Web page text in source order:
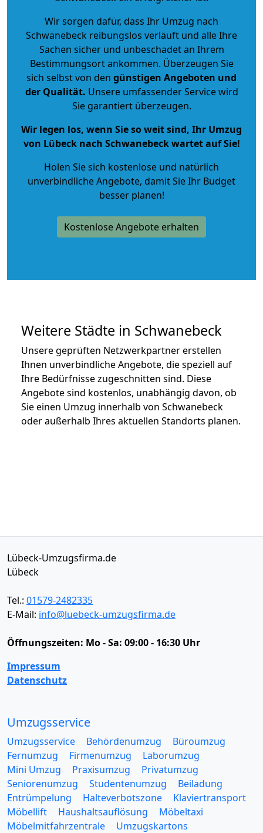
Wir sorgen dafür, dass Ihr Umzug nach
Schwanebeck reibungslos verläuft und alle Ihre
Sachen sicher und unbeschadet an Ihrem
Bestimmungsort ankommen. Überzeugen Sie
sich selbst von den günstigen Angeboten und
der Qualität. Unsere umfassender Service wird
Sie garantiert überzeugen.
Wir legen los, wenn Sie so weit sind, Ihr Umzug
von Lübeck nach Schwanebeck wartet auf Sie!
Holen Sie sich kostenlose und natürlich
unverbindliche Angebote, damit Sie Ihr Budget
besser planen!
Kostenlose Angebote erhalten
Weitere Städte in Schwanebeck
Unsere geprüften Netzwerkpartner erstellen
Ihnen unverbindliche Angebote, die speziell auf
Ihre Bedürfnisse zugeschnitten sind. Diese
Angebote sind kostenlos, unabhängig davon, ob
Sie einen Umzug innerhalb von Schwanebeck
oder außerhalb Ihres aktuellen Standorts planen.
Lübeck-Umzugsfirma.de
Lübeck
Tel.: 01579-2482335
E-Mail: info@luebeck-umzugsfirma.de
Öffnungszeiten: Mo - Sa: 09:00 - 16:30 Uhr
Impressum
Datenschutz
Umzugsservice
Umzugsservice Behördenumzug
Büroumzug
Fernumzug
Firmenumzug
Laborumzug
Mini Umzug
Praxisumzug
Privatumzug
Seniorenumzug
Studentenumzug
Beiladung
Entrümpelung
Halteverbotszone
Klaviertransport
Möbellift
Haushaltsauflösung
Möbeltaxi
Möbelmitfahrzentrale
Umzugskartons